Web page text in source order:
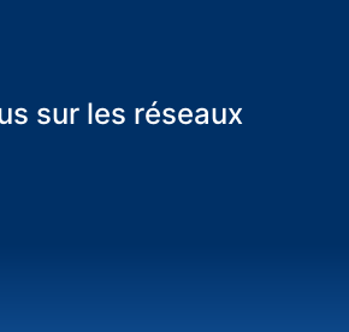
sur les réseaux